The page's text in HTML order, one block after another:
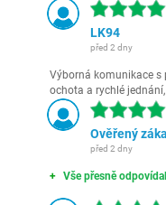
LK94
před 2 dny
Výborná komunikace s
ochota a rychlé
Ověřený
před 2 dny
Vše přesně